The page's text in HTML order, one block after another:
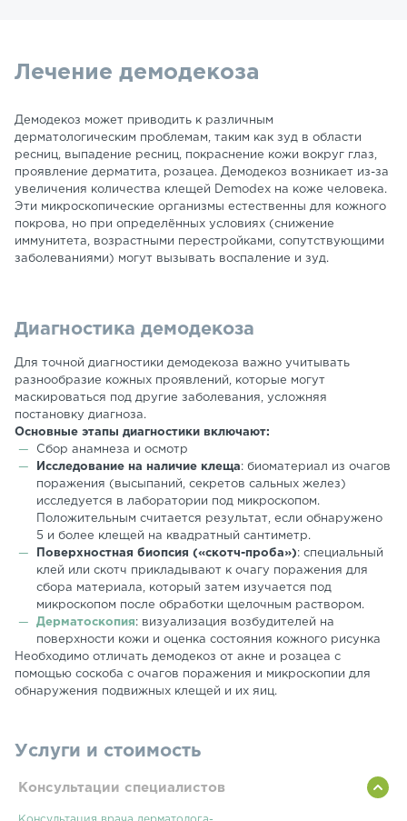
Лечение демодекоза
Демодекоз может приводить к различным
дерматологическим проблемам, таким как зуд в области
ресниц, выпадение ресниц, покраснение кожи вокруг глаз,
проявление дерматита, розацеа. Демодекоз возникает из-за
увеличения количества клещей Demodex на коже человека.
Эти микроскопические организмы естественны для кожного
покрова, но при определённых условиях (снижение
иммунитета, возрастными перестройками, сопутствующими
заболеваниями) могут вызывать воспаление и зуд.
Диагностика демодекоза
Для точной диагностики демодекоза важно учитывать
разнообразие кожных проявлений, которые могут
маскироваться под другие заболевания, усложняя
постановку диагноза.
Основные этапы диагностики включают:
Сбор анамнеза и осмотр
Исследование на наличие клеща: биоматериал из очагов
поражения (высыпаний, секретов сальных желез)
исследуется в лаборатории под микроскопом.
Положительным считается результат, если обнаружено
5 и более клещей на квадратный сантиметр.
Поверхностная биопсия («скотч-проба»): специальный
клей или скотч прикладывают к очагу поражения для
сбора материала, который затем изучается под
микроскопом после обработки щелочным раствором.
Дерматоскопия: визуализация возбудителей на
поверхности кожи и оценка состояния кожного рисунка
Необходимо отличать демодекоз от акне и розацеа с
помощью соскоба с очагов поражения и микроскопии для
обнаружения подвижных клещей и их яиц.
Услуги и стоимость
Консультации специалистов